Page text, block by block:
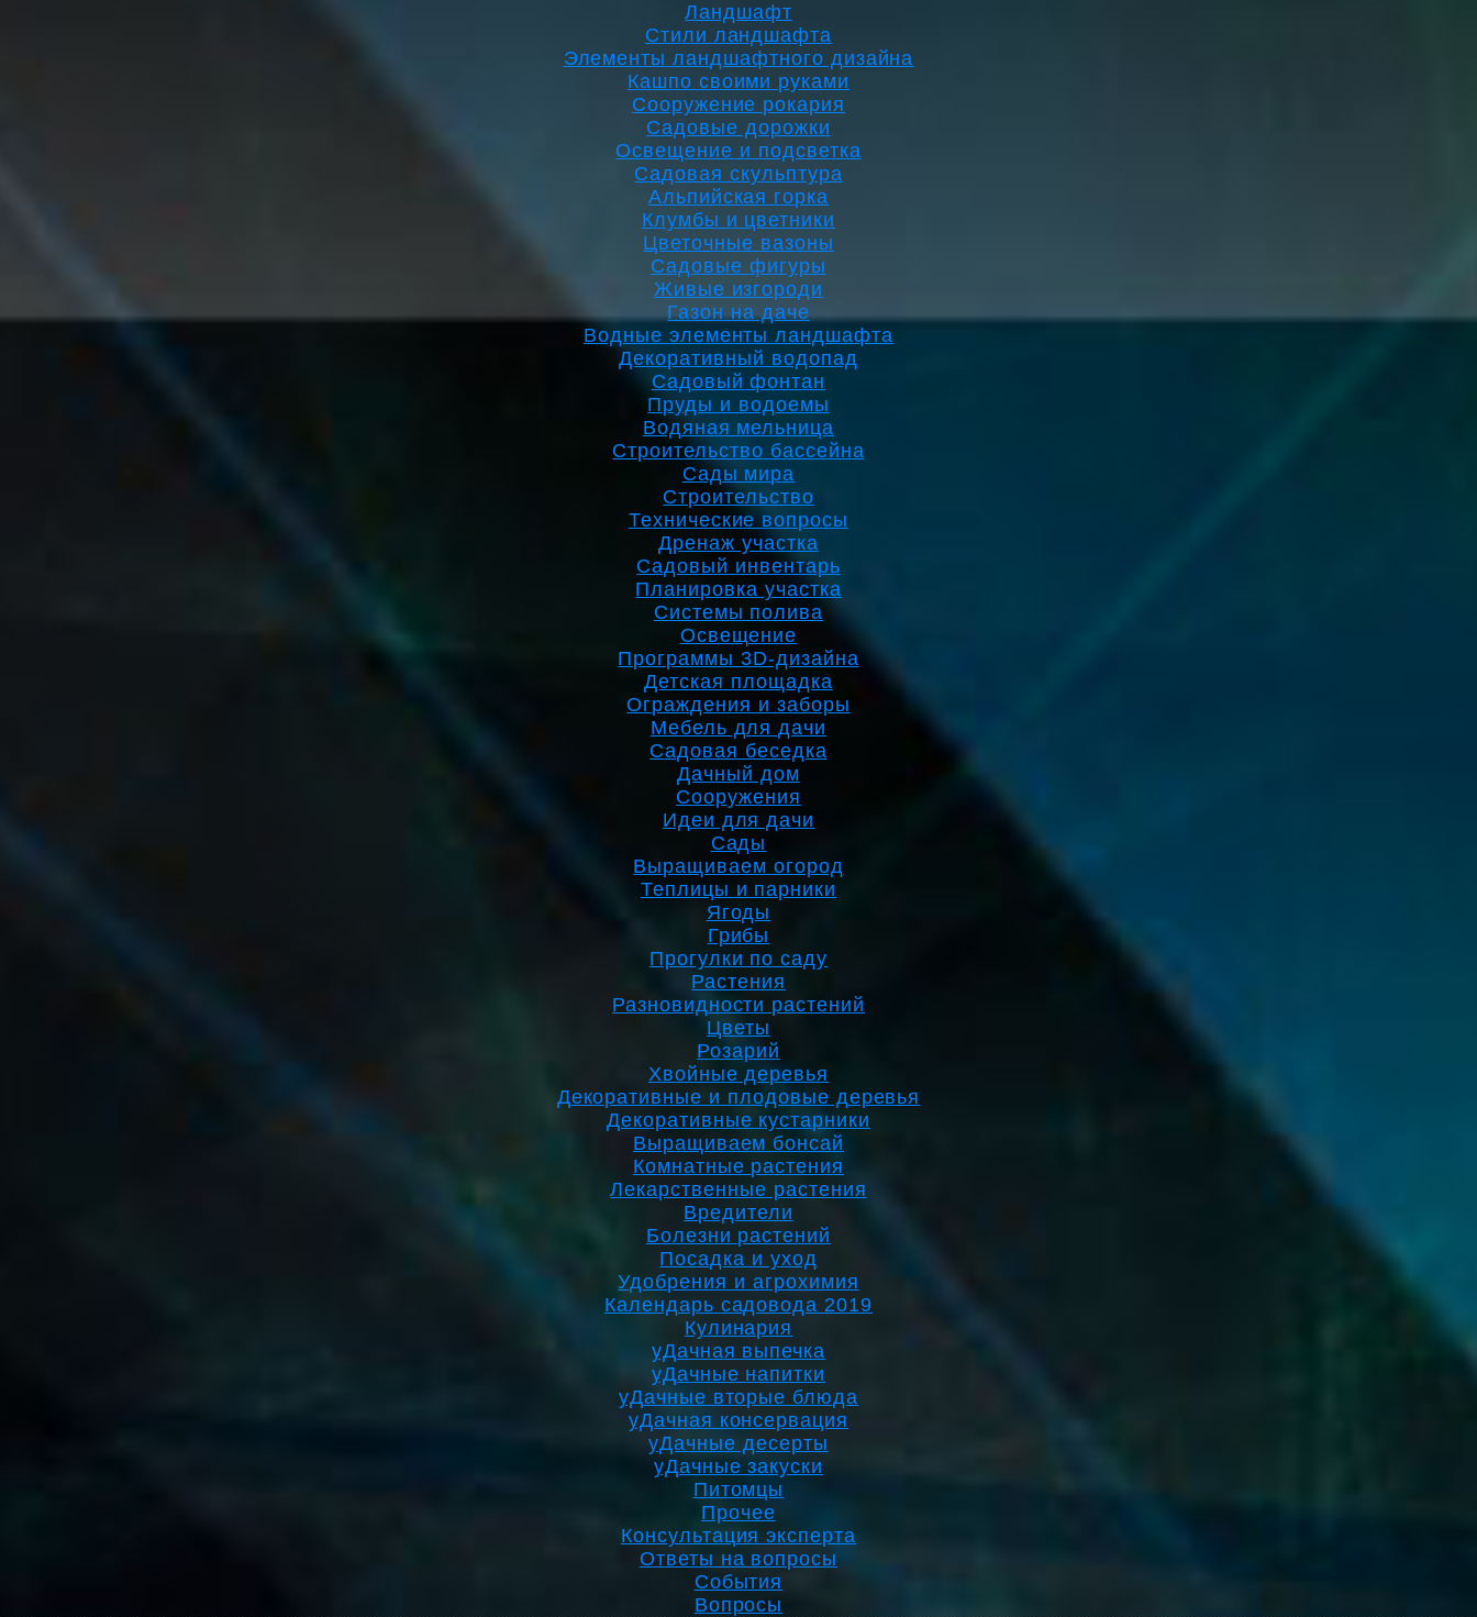
Ландшафт
Стили ландшафта
Элементы ландшафтного дизайна
Кашпо своими руками
Сооружение рокария
Садовые дорожки
Освещение и подсветка
Садовая скульптура
Альпийская горка
Клумбы и цветники
Цветочные вазоны
Садовые фигуры
Живые изгороди
Газон на даче
Водные элементы ландшафта
Декоративный водопад
Садовый фонтан
Пруды и водоемы
Водяная мельница
Строительство бассейна
Сады мира
Строительство
Технические вопросы
Дренаж участка
Садовый инвентарь
Планировка участка
Системы полива
Освещение
Программы 3D-дизайна
Детская площадка
Ограждения и заборы
Мебель для дачи
Садовая беседка
Дачный дом
Сооружения
Идеи для дачи
Сады
Выращиваем огород
Теплицы и парники
Ягоды
Грибы
Прогулки по саду
Растения
Разновидности растений
Цветы
Розарий
Хвойные деревья
Декоративные и плодовые деревья
Декоративные кустарники
Выращиваем бонсай
Комнатные растения
Лекарственные растения
Вредители
Болезни растений
Посадка и уход
Удобрения и агрохимия
Календарь садовода 2019
Кулинария
уДачная выпечка
уДачные напитки
уДачные вторые блюда
уДачная консервация
уДачные десерты
уДачные закуски
Питомцы
Прочее
Консультация эксперта
Ответы на вопросы
События
Вопросы